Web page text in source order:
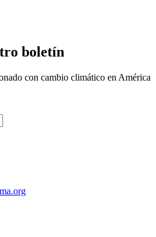
boletín
con cambio climático en América